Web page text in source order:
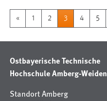
« 1 2 3 4 5
Ostbayerische Technische
Hochschule Amberg-Weiden
Standort Amberg